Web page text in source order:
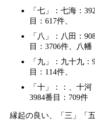
「七」：七海：
目：617件、
「八」：八田：
目：3706件、八幡
「九」：九十九
目：114件、
「十」：：、十河
3984番目：709件
縁起の良い、「三」「